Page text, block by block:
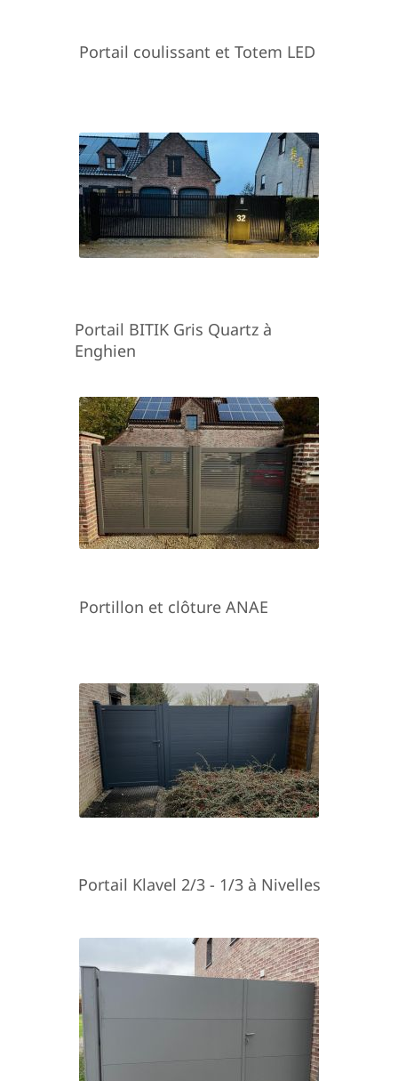
Portail coulissant et Totem LED
Portail BITIK Gris Quartz à
Enghien
Portillon et clôture ANAE
Portail Klavel 2/3 - 1/3 à Nivelles